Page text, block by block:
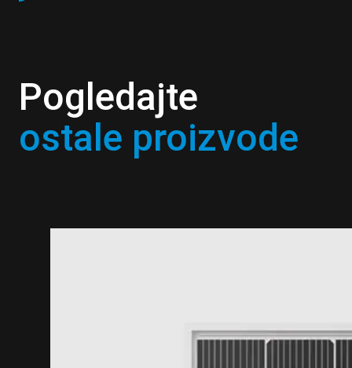
Pogledajte
ostale proizvode